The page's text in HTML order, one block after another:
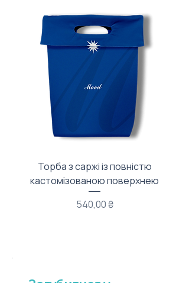
Торба з саржі із повністю
кастомізованою поверхнею
Ціна
540,00 ₴